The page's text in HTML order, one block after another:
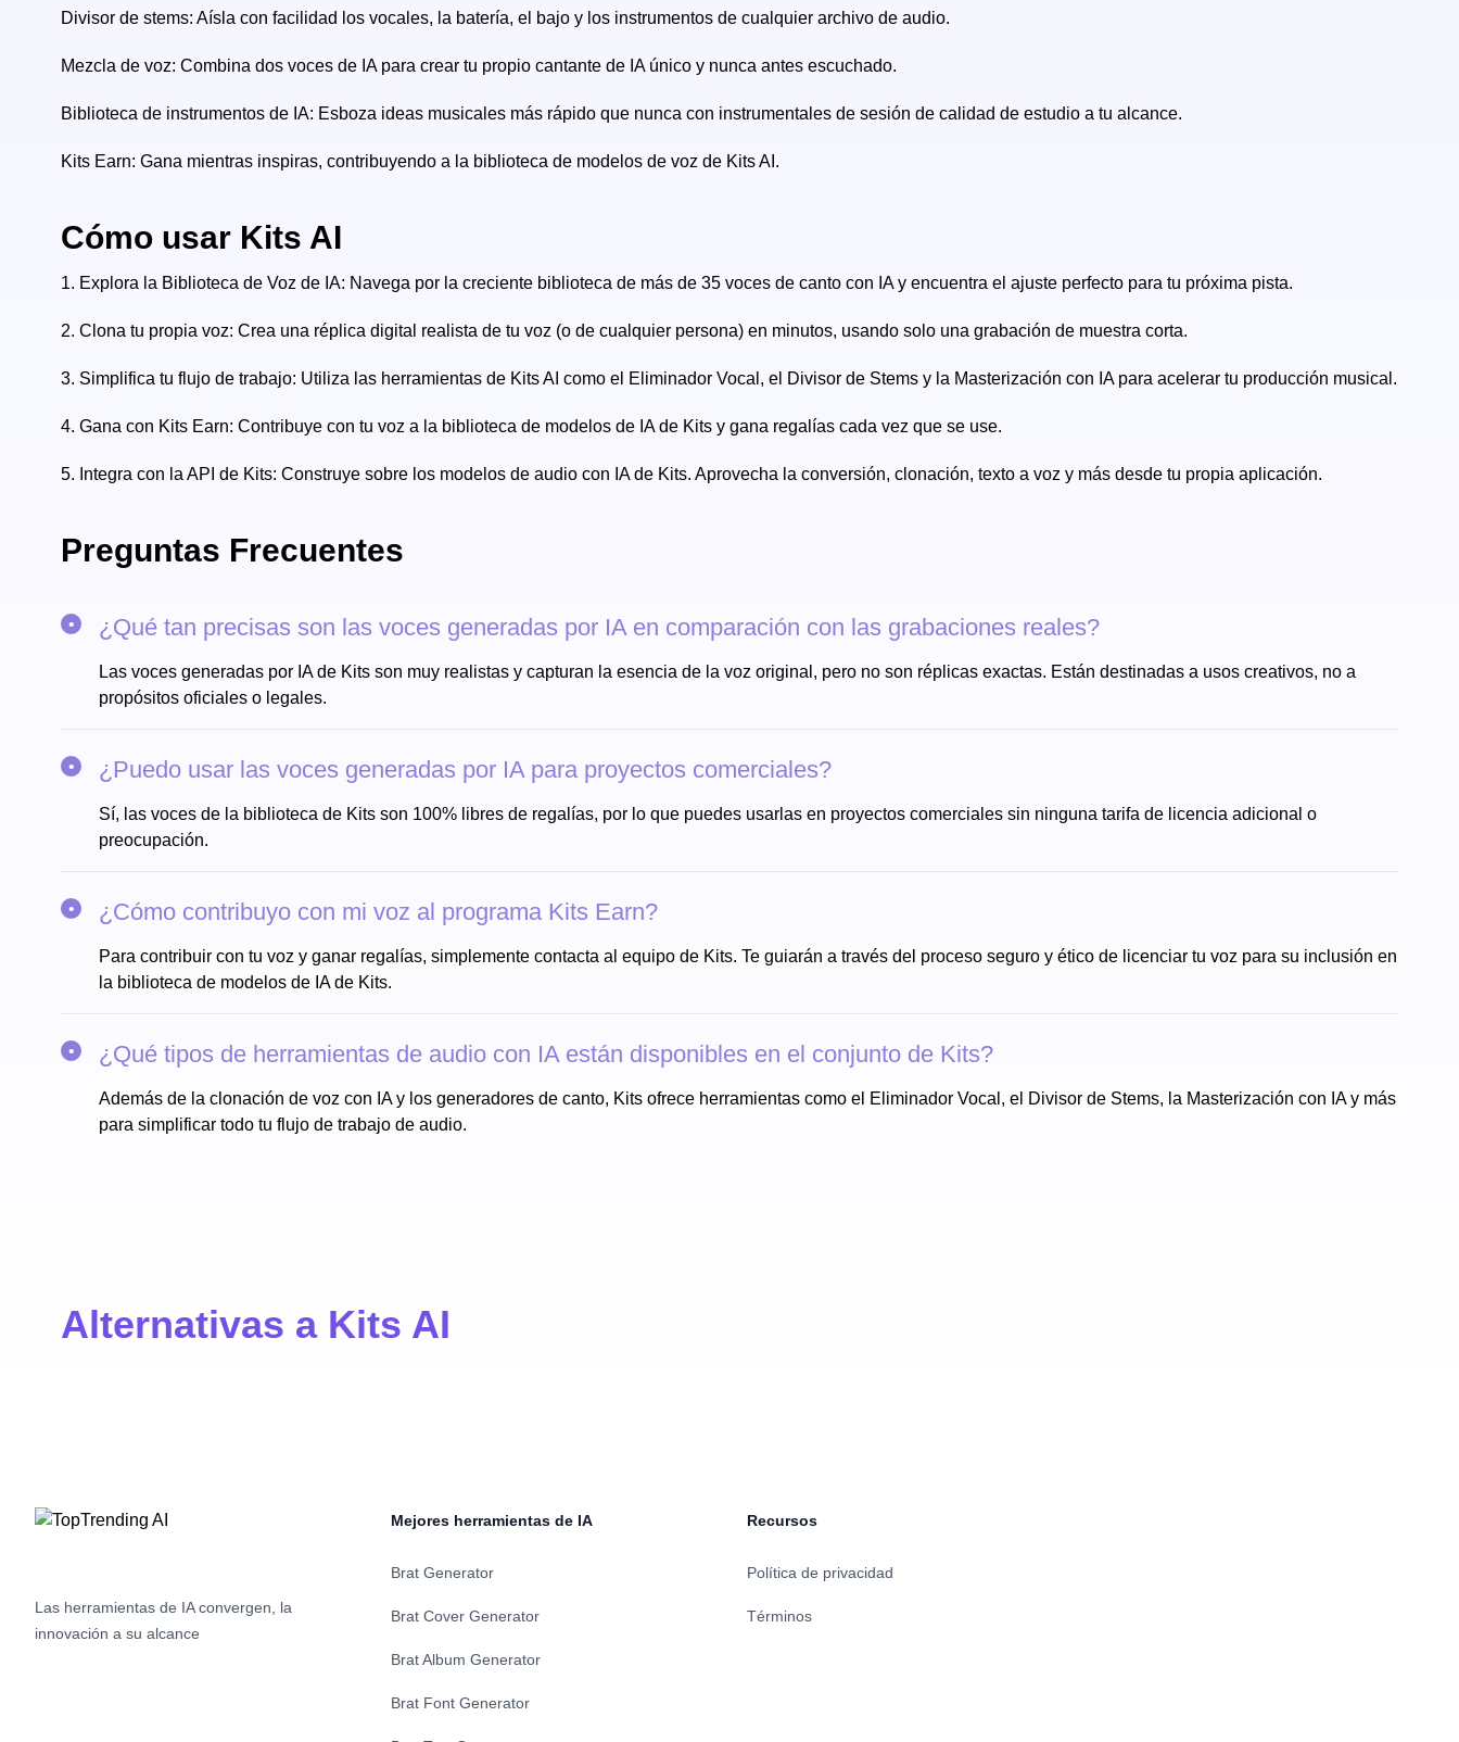
Divisor de stems: Aísla con facilidad los vocales, la batería, el bajo y los instrumentos de cualquier archivo de audio.
Mezcla de voz: Combina dos voces de IA para crear tu propio cantante de IA único y nunca antes escuchado.
Biblioteca de instrumentos de IA: Esboza ideas musicales más rápido que nunca con instrumentales de sesión de calidad de estudio a tu alcance.
Kits Earn: Gana mientras inspiras, contribuyendo a la biblioteca de modelos de voz de Kits AI.
Cómo usar Kits AI
1. Explora la Biblioteca de Voz de IA: Navega por la creciente biblioteca de más de 35 voces de canto con IA y encuentra el ajuste perfecto para tu próxima pista.
2. Clona tu propia voz: Crea una réplica digital realista de tu voz (o de cualquier persona) en minutos, usando solo una grabación de muestra corta.
3. Simplifica tu flujo de trabajo: Utiliza las herramientas de Kits AI como el Eliminador Vocal, el Divisor de Stems y la Masterización con IA para acelerar tu producción musical.
4. Gana con Kits Earn: Contribuye con tu voz a la biblioteca de modelos de IA de Kits y gana regalías cada vez que se use.
5. Integra con la API de Kits: Construye sobre los modelos de audio con IA de Kits. Aprovecha la conversión, clonación, texto a voz y más desde tu propia aplicación.
Preguntas Frecuentes
¿Qué tan precisas son las voces generadas por IA en comparación con las grabaciones reales?
Las voces generadas por IA de Kits son muy realistas y capturan la esencia de la voz original, pero no son réplicas exactas. Están destinadas a usos creativos, no a
propósitos oficiales o legales.
¿Puedo usar las voces generadas por IA para proyectos comerciales?
Sí, las voces de la biblioteca de Kits son 100% libres de regalías, por lo que puedes usarlas en proyectos comerciales sin ninguna tarifa de licencia adicional o
preocupación.
¿Cómo contribuyo con mi voz al programa Kits Earn?
Para contribuir con tu voz y ganar regalías, simplemente contacta al equipo de Kits. Te guiarán a través del proceso seguro y ético de licenciar tu voz para su inclusión en
la biblioteca de modelos de IA de Kits.
¿Qué tipos de herramientas de audio con IA están disponibles en el conjunto de Kits?
Además de la clonación de voz con IA y los generadores de canto, Kits ofrece herramientas como el Eliminador Vocal, el Divisor de Stems, la Masterización con IA y más
para simplificar todo tu flujo de trabajo de audio.
Alternativas a Kits AI
Las herramientas de IA convergen, la
innovación a su alcance
Mejores herramientas de IA
Brat Generator
Brat Cover Generator
Brat Album Generator
Brat Font Generator
Recursos
Política de privacidad
Términos